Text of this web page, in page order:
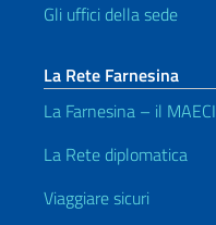
Gli uffici della sede
La Rete Farnesina
La Farnesina – il MAECI
La Rete diplomatica
Viaggiare sicuri